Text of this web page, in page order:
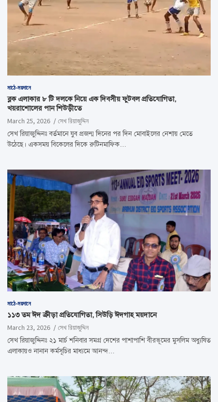
মাঠে-ময়দানে
ব্লক এলাকার ৮ টি দলকে নিয়ে এক দিবসীয় ফুটবল প্রতিযোগিতা,
খয়রাশোলের পান শিউড়ীতে
March 25, 2026
সেখ রিয়াজুদ্দিন
সেখ রিয়াজুদ্দিনঃ বর্তমানে যুব প্রজন্ম দিনের পর দিন মোবাইলের নেশায় মেতে
উঠেছে। একসময় বিকেলের দিকে রুটিনমাফিক…
মাঠে-ময়দানে
১১৩ তম ঈদ ক্রীড়া প্রতিযোগিতা, সিউড়ি ঈদগাহ ময়দানে
March 23, 2026
সেখ রিয়াজুদ্দিন
সেখ রিয়াজুদ্দিনঃ ২১ মার্চ শনিবার সমগ্র দেশের পাশাপাশি বীরভূমের মুসলিম অধ্যুষিত
এলাকায়ও নানান কর্মসূচির মাধ্যমে আনন্দ…